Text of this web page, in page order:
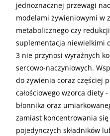
jednoznacznej przewagi
modelami żywieniowymi w
metabolicznego czy
suplementacja niewielkimi
3 nie przynosi wyraźnych
sercowo-naczyniowych.
do żywienia coraz częściej
całościowego wzorca diety
błonnika oraz
zamiast koncentrowania
pojedynczych składników